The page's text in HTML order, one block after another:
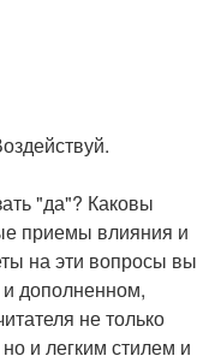
"да"? Каковы
приемы влияния и
на эти вопросы вы
дополненном,
не только
и легким стилем и